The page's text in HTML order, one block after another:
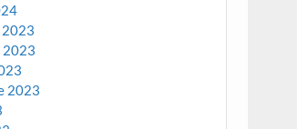
2023
2023
2023